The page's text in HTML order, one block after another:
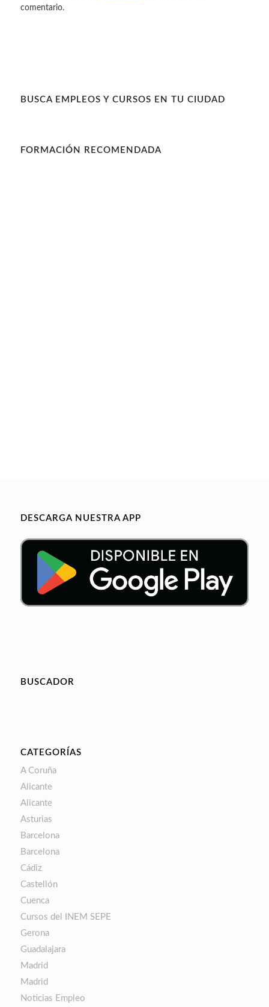
comentario.
BUSCA EMPLEOS Y CURSOS EN TU CIUDAD
FORMACIÓN RECOMENDADA
DESCARGA NUESTRA APP
BUSCADOR
CATEGORÍAS
A Coruña
Alicante
Alicante
Asturias
Barcelona
Barcelona
Cádiz
Castellón
Cuenca
Cursos del INEM SEPE
Gerona
Guadalajara
Madrid
Madrid
Noticias Empleo